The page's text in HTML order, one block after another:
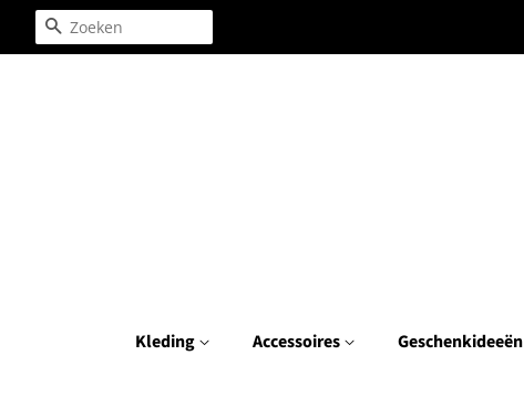
Zoeken
Kleding Accessoires Geschenkideeën